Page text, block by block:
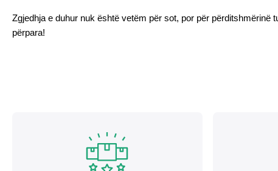
Zgjedhja e duhur nuk është vetëm për sot, por për përditshmërinë
përpara!